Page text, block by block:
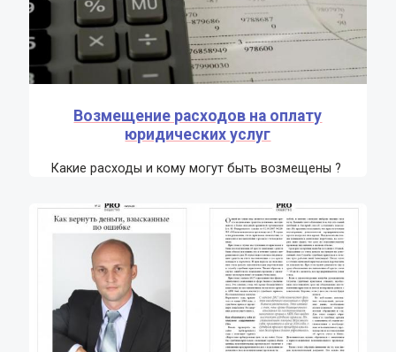
Возмещение расходов на оплату
юридических услуг
Какие расходы и кому могут быть возмещены ?